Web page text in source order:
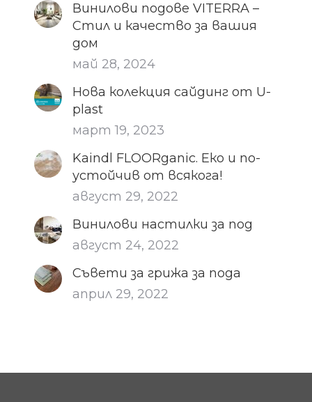
Винилови подове VITERRA –
Стил и качество за вашия
дом
май 28, 2024
Нова колекция сайдинг от U-
plast
март 19, 2023
Kaindl FLOORganic. Еко и по-
устойчив от всякога!
август 29, 2022
Винилови настилки за под
август 24, 2022
Съвети за грижа за пода
април 29, 2022